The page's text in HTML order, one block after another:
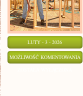
LUTY - 3 - 2026
MOŻLIWOŚĆ KOMENTOWANIA